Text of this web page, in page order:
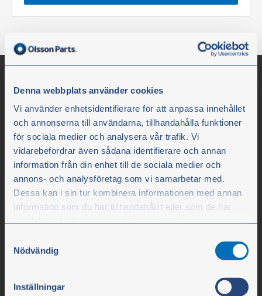
Denna webbplats använder cookies
Vi använder enhetsidentifierare för att anpassa innehållet
och annonserna till användarna, tillhandahålla funktioner
för sociala medier och analysera vår trafik. Vi
vidarebefordrar även sådana identifierare och annan
information från din enhet till de sociala medier och
annons- och analysföretag som vi samarbetar med.
Dessa kan i sin tur kombinera informationen med annan
information som du har tillhandahållit eller som de har
Du kan när som helst ändra ditt val. För att återkalla ditt
samtycke klickar du på ”Cookie-ikonen” längst ned till
Nödvändig
Inställningar
Olssons i Ellös
Olssons i Ellös AB
Slätthultsvägen 12
SE-474 31 Ellös
Puh. +46 304 75 10 50